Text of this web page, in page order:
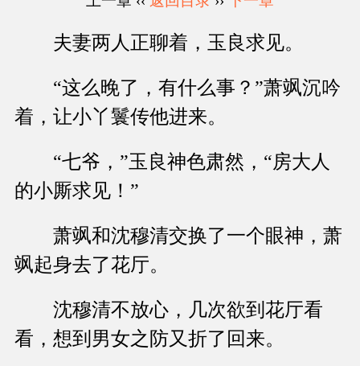
夫妻两人正聊着，玉良求见。
“这么晚了，有什么事？”萧飒沉吟
着，让小丫鬟传他进来。
“七爷，”玉良神色肃然，“房大人
的小厮求见！”
萧飒和沈穆清交换了一个眼神，萧
飒起身去了花厅。
沈穆清不放心，几次欲到花厅看
看，想到男女之防又折了回来。